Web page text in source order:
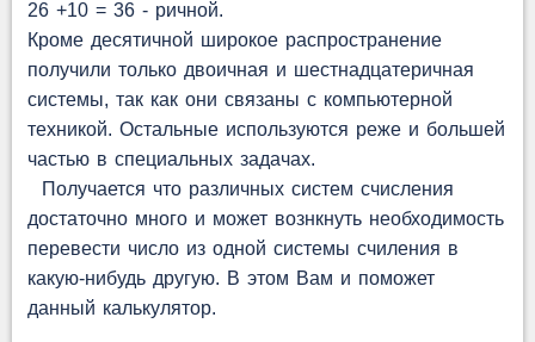
26 +10 = 36 - ричной.
Кроме десятичной широкое распространение
получили только двоичная и шестнадцатеричная
системы, так как они связаны с компьютерной
техникой. Остальные используются реже и большей
частью в специальных задачах.
Получается что различных систем счисления
достаточно много и может вознкнуть необходимость
перевести число из одной системы счиления в
какую-нибудь другую. В этом Вам и поможет
данный калькулятор.